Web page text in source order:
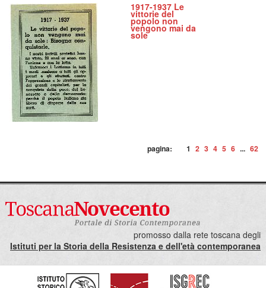
1917-1937 Le
vittorie del
popolo non
vengono mai da
sole
pagina: 1 2 3 4 5 6 ... 62
promosso dalla rete toscana degli
Istituti per la Storia della Resistenza e dell'età contemporanea